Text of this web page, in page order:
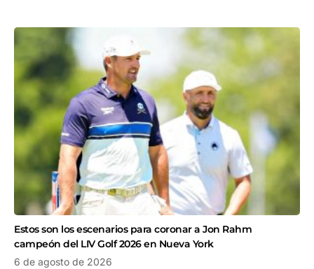
Estos son los escenarios para coronar a Jon Rahm
campeón del LIV Golf 2026 en Nueva York
6 de agosto de 2026